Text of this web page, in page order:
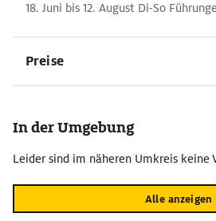
18. Juni bis 12. August Di-So
Preise
In der Umgebung
Leider sind im näheren Umkreis keine
Alle anzeigen